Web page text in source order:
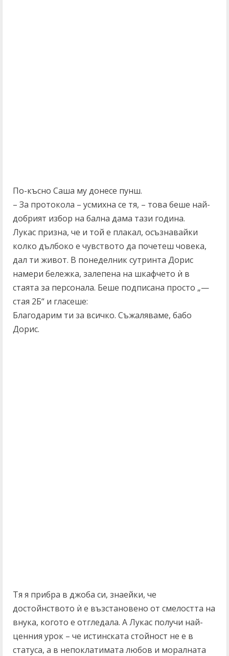
По-късно Саша му донесе пунш.
– За протокола – усмихна се тя, – това беше най-
добрият избор на бална дама тази година.
Лукас призна, че и той е плакал, осъзнавайки
колко дълбоко е чувството да почетеш човека,
дал ти живот. В понеделник сутринта Дорис
намери бележка, залепена на шкафчето ѝ в
стаята за персонала. Беше подписана просто „—
стая 2Б“ и гласеше:
Благодарим ти за всичко. Съжаляваме, бабо
Дорис.
Тя я прибра в джоба си, знаейки, че
достойнството ѝ е възстановено от смелостта на
внука, когото е отгледала. А Лукас получи най-
ценния урок – че истинската стойност не е в
статуса, а в непоклатимата любов и моралната